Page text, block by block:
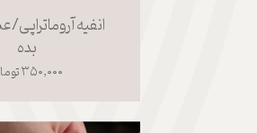
انفیه آروماتراپی/
بده
۳۵۰,۰۰۰ تومان